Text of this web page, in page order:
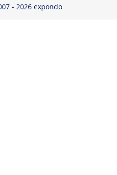
- 2026 expondo